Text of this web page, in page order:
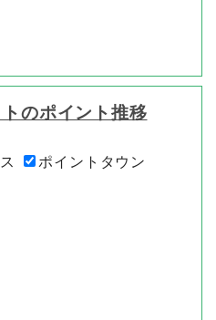
のポイント推移
ポイントタウン